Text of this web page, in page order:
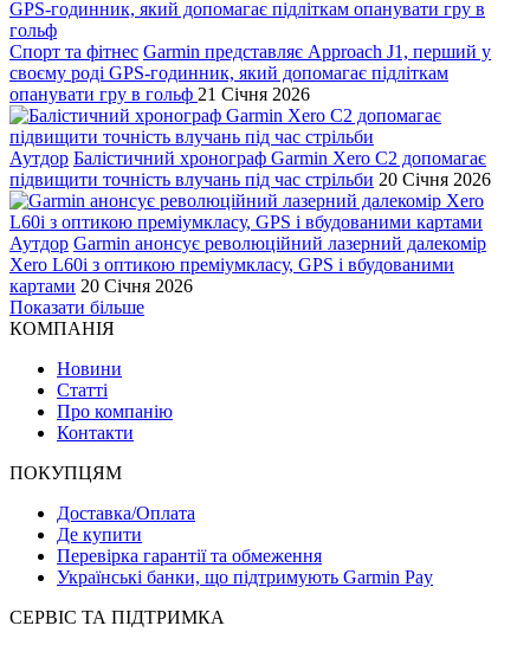
Спорт та фітнес Garmin представляє Approach J1, перший у
своєму роді GPS-годинник, який допомагає підліткам
опанувати гру в гольф 21 Січня 2026
Аутдор Балістичний хронограф Garmin Xero C2 допомагає
підвищити точність влучань під час стрільби 20 Січня 2026
Аутдор Garmin анонсує революційний лазерний далекомір
Xero L60i з оптикою преміумкласу, GPS і вбудованими
картами 20 Січня 2026
Показати більше
КОМПАНІЯ
Новини
Статті
Про компанію
Контакти
ПОКУПЦЯМ
Доставка/Оплата
Де купити
Перевірка гарантії та обмеження
Українські банки, що підтримують Garmin Pay
СЕРВІС ТА ПІДТРИМКА